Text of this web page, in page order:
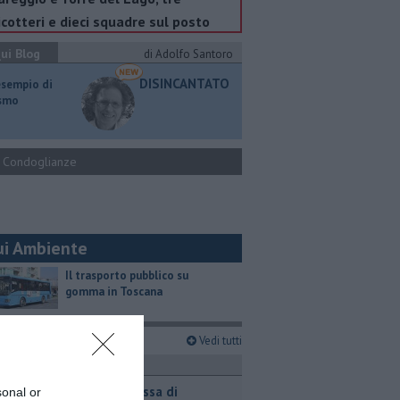
or
e dieci squadre sul posto
Blog
di Adolfo Santoro
di
DISINCANTATO
Condoglianze
Ambiente
​Il trasporto pubblico su
gomma in Toscana
articoli Vedi tutti
Nuova scossa di